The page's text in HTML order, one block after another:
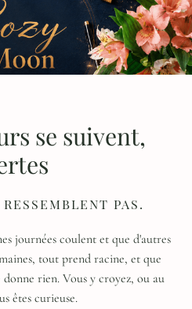
se suivent,
PAS.
journées coulent et que d'autres
tout prend racine, et que
rien. Vous y croyez, ou au
êtes curieuse.